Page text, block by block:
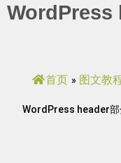
WordPress
首页 » 图文教
WordPress header部